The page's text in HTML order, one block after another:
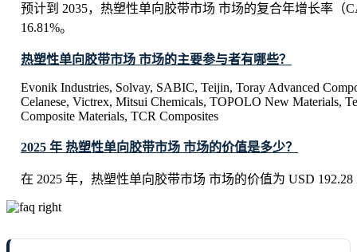
预计到 2035，热塑性单向胶带市场 市场的复合年增长率（
16.81%。
热塑性单向胶带市场 市场的主要参与者有哪些？
Evonik Industries, Solvay, SABIC, Teijin, Toray Advanced
Celanese, Victrex, Mitsui Chemicals, TOPOLO New Materials,
Composite Materials, TCR Composites
2025 年 热塑性单向胶带市场 市场的价值是多少？
在 2025 年，热塑性单向胶带市场 市场的价值为 USD